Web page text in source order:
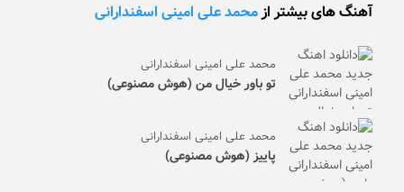
آهنگ های بیشتر ازمحمد علی امینی اسفندارانی
محمد علی امینی اسفندارانی
تو باور خیال من (هوش مصنوعی)
محمد علی امینی اسفندارانی
پاییز (هوش مصنوعی)